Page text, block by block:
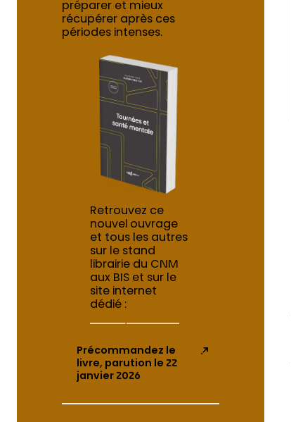
préparer et mieux
récupérer après ces
périodes intenses.
Retrouvez ce
nouvel ouvrage
et tous les autres
sur le stand
librairie du CNM
aux BIS et sur le
site internet
dédié :
Précommandez le
livre, parution le 22
janvier 2026